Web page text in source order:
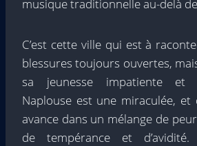
musique traditionnelle au-delà
C’est cette ville qui est à
blessures toujours ouvertes,
sa jeunesse impatiente et
Naplouse est une miraculée, et
avance dans un mélange de
de tempérance et